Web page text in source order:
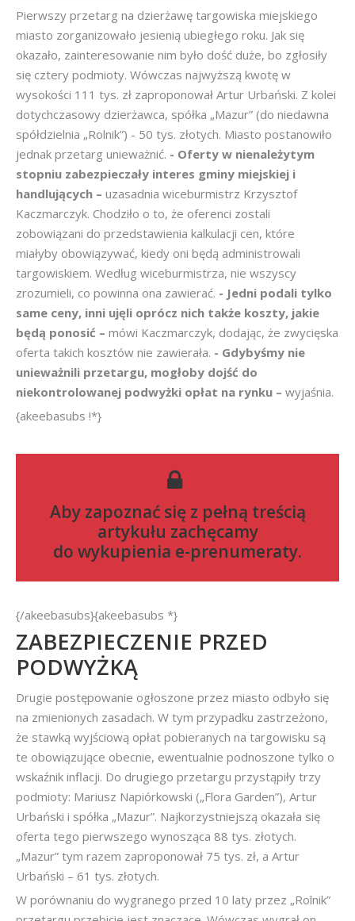
Pierwszy przetarg na dzierżawę targowiska miejskiego
miasto zorganizowało jesienią ubiegłego roku. Jak się
okazało, zainteresowanie nim było dość duże, bo zgłosiły
się cztery podmioty. Wówczas najwyższą kwotę w
wysokości 111 tys. zł zaproponował Artur Urbański. Z kolei
dotychczasowy dzierżawca, spółka „Mazur” (do niedawna
spółdzielnia „Rolnik”) - 50 tys. złotych. Miasto postanowiło
jednak przetarg unieważnić. - Oferty w nienależytym
stopniu zabezpieczały interes gminy miejskiej i
handlujących – uzasadnia wiceburmistrz Krzysztof
Kaczmarczyk. Chodziło o to, że oferenci zostali
zobowiązani do przedstawienia kalkulacji cen, które
miałyby obowiązywać, kiedy oni będą administrowali
targowiskiem. Według wiceburmistrza, nie wszyscy
zrozumieli, co powinna ona zawierać. - Jedni podali tylko
same ceny, inni ujęli oprócz nich także koszty, jakie
będą ponosić – mówi Kaczmarczyk, dodając, że zwycięska
oferta takich kosztów nie zawierała. - Gdybyśmy nie
unieważnili przetargu, mogłoby dojść do
niekontrolowanej podwyżki opłat na rynku – wyjaśnia.
{akeebasubs !*}
Aby zapoznać się z pełną treścią
artykułu zachęcamy
do wykupienia e-prenumeraty.
{/akeebasubs}{akeebasubs *}
ZABEZPIECZENIE PRZED
PODWYŻKĄ
Drugie postępowanie ogłoszone przez miasto odbyło się
na zmienionych zasadach. W tym przypadku zastrzeżono,
że stawką wyjściową opłat pobieranych na targowisku są
te obowiązujące obecnie, ewentualnie podnoszone tylko o
wskaźnik inflacji. Do drugiego przetargu przystąpiły trzy
podmioty: Mariusz Napiórkowski („Flora Garden”), Artur
Urbański i spółka „Mazur”. Najkorzystniejszą okazała się
oferta tego pierwszego wynosząca 88 tys. złotych.
„Mazur” tym razem zaproponował 75 tys. zł, a Artur
Urbański – 61 tys. złotych.
W porównaniu do wygranego przed 10 laty przez „Rolnik”